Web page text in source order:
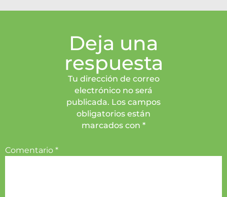
Deja una
respuesta
Tu dirección de correo
electrónico no será
publicada. Los campos
obligatorios están
marcados con *
Comentario *